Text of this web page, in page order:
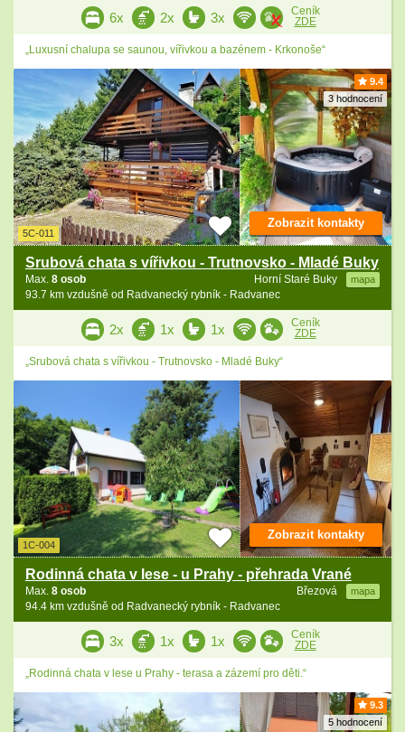
6x 2x 3x
Ceník
ZDE
„Luxusní chalupa se saunou, vířivkou a bazénem - Krkonoše“
9.4
3 hodnocení
5C-011
Srubová chata s vířivkou - Trutnovsko - Mladé Buky
Horní Staré Buky mapa
Max. 8 osob
93.7 km vzdušně od Radvanecký rybník - Radvanec
Zobrazit kontakty
2x 1x 1x
Ceník
ZDE
„Srubová chata s vířivkou - Trutnovsko - Mladé Buky“
1C-004
Rodinná chata v lese - u Prahy - přehrada Vrané
Březová mapa
Max. 8 osob
94.4 km vzdušně od Radvanecký rybník - Radvanec
Zobrazit kontakty
3x 1x 1x
Ceník
ZDE
„Rodinná chata v lese u Prahy - terasa a zázemí pro děti.“
9.3
5 hodnocení